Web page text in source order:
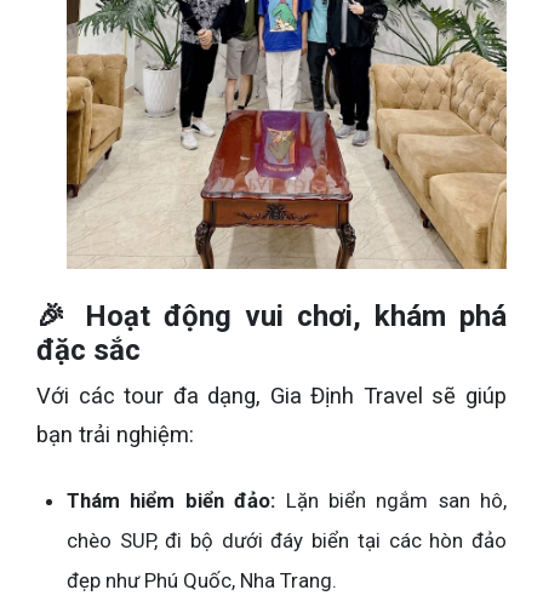
🎉 Hoạt động vui chơi, khám phá
đặc sắc
Với các tour đa dạng, Gia Định Travel sẽ giúp
bạn trải nghiệm:
Thám hiểm biển đảo: Lặn biển ngắm san hô,
chèo SUP, đi bộ dưới đáy biển tại các hòn đảo
đẹp như Phú Quốc, Nha Trang.